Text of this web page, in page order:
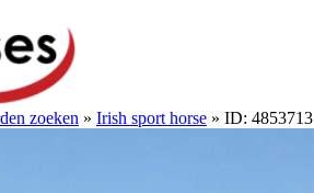
zoeken » Irish sport horse » ID: 4853713